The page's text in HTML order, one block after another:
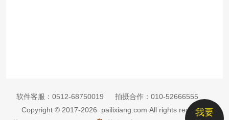
我要
软件客服： 0512-68750019 拍摄合作： 010-52666555
Copyright © 2017-2026 pailixiang.com All rights reserved